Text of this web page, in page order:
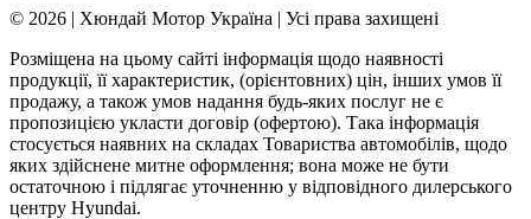
© 2026 | Хюндай Мотор Україна | Усі права захищені
Розміщена на цьому сайті інформація щодо наявності
продукції, її характеристик, (орієнтовних) цін, інших умов її
продажу, а також умов надання будь-яких послуг не є
пропозицією укласти договір (офертою). Така інформація
стосується наявних на складах Товариства автомобілів, щодо
яких здійснене митне оформлення; вона може не бути
остаточною і підлягає уточненню у відповідного дилерського
центру Hyundai.